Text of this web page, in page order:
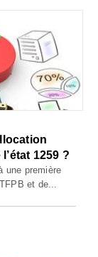
1259 ?
une première
et de...